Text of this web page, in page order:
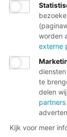
worden
externe
te
delen
partners
Kijk voor meer